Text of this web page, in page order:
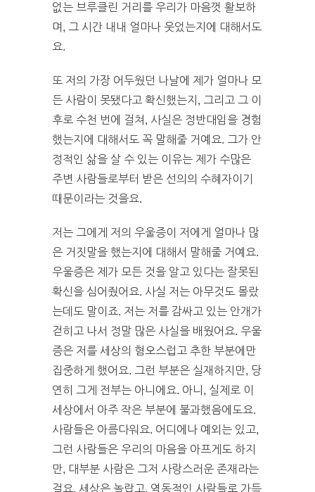
없는 브루클린 거리를 우리가 마음껏 활보하
며, 그 시간 내내 얼마나 웃었는지에 대해서도
요.
또 저의 가장 어두웠던 나날에 제가 얼마나 모
든 사람이 못됐다고 확신했는지, 그리고 그 이
후로 수천 번에 걸쳐, 사실은 정반대임을 경험
했는지에 대해서도 꼭 말해줄 거예요. 그가 안
정적인 삶을 살 수 있는 이유는 제가 수많은
주변 사람들로부터 받은 선의의 수혜자이기
때문이라는 것을요.
저는 그에게 저의 우울증이 저에게 얼마나 많
은 거짓말을 했는지에 대해서 말해줄 거예요.
우울증은 제가 모든 것을 알고 있다는 잘못된
확신을 심어줬어요. 사실 저는 아무것도 몰랐
는데도 말이죠. 저는 저를 감싸고 있는 안개가
걷히고 나서 정말 많은 사실을 배웠어요. 우울
증은 저를 세상의 혐오스럽고 추한 부분에만
집중하게 했어요. 그런 부분은 실재하지만, 당
연히 그게 전부는 아니에요. 아니, 실제로 이
세상에서 아주 작은 부분에 불과했음에도요.
사람들은 아름다워요. 어디에나 예외는 있고,
그런 사람들은 우리의 마음을 아프게도 하지
만, 대부분 사람은 그저 사랑스러운 존재라는
걸요. 세상은 놀랍고, 역동적인 사람들로 가득